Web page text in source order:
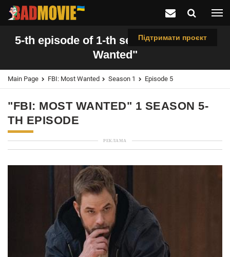
Підтримати проєкт
5-th episode of 1-th season "FBI: Most
Wanted"
Main Page FBI: Most Wanted Season 1 Episode 5
"FBI: MOST WANTED" 1 SEASON 5-
TH EPISODE
РЕКЛАМА